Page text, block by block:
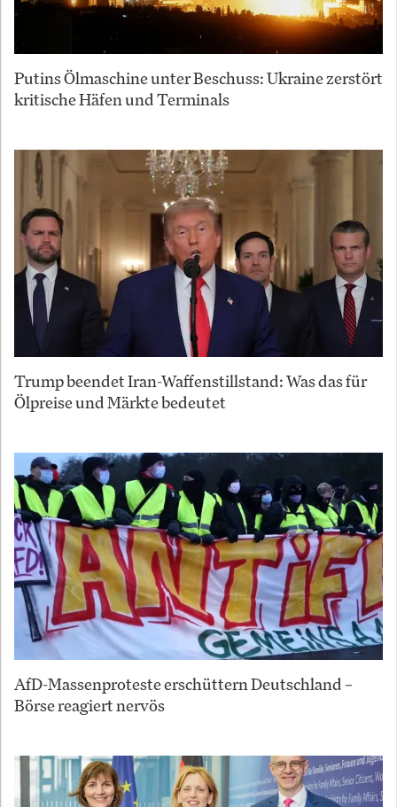
Putins Ölmaschine unter Beschuss: Ukraine zerstört
kritische Häfen und Terminals
Trump beendet Iran-Waffenstillstand: Was das für
Ölpreise und Märkte bedeutet
AfD-Massenproteste erschüttern Deutschland –
Börse reagiert nervös